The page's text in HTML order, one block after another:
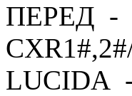
ПЕРЕД -
LUCIDA